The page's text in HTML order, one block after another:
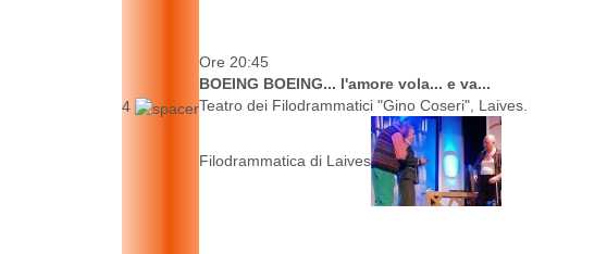
4
Ore 20:45
BOEING BOEING... l'amore vola... e va...
Teatro dei Filodrammatici "Gino Coseri", Laives.
Filodrammatica di Laives